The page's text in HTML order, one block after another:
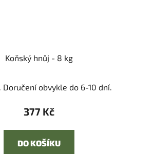
Koňský hnůj - 8 kg
Doručení obvykle do 6-10 dní.
377 Kč
DO KOŠÍKU